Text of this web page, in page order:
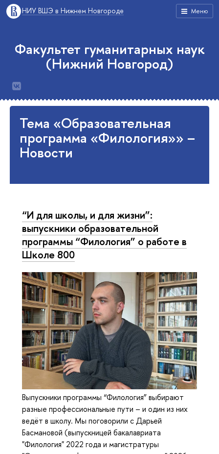
Меню
НИУ ВШЭ в Нижнем Новгороде
Факультет гуманитарных наук
(Нижний Новгород)
Тема «Образовательная
программа «Филология»» –
Новости
“И для школы, и для жизни”:
выпускники образовательной
программы “Филология” о работе в
Школе 800
Выпускники программы “Филология” выбирают
разные профессиональные пути – и один из них
ведёт в школу. Мы поговорили с Дарьей
Басмановой (выпускницей бакалавриата
"Филология" 2022 года и магистратуры